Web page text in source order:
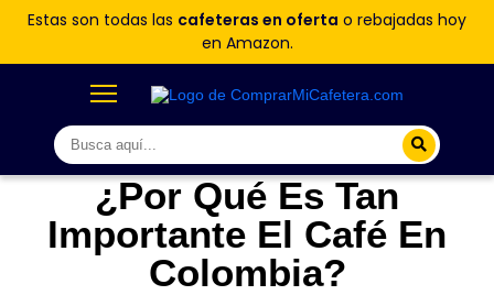
Estas son todas las cafeteras en oferta o rebajadas hoy
en Amazon.
¿Por Qué Es Tan
Importante El Café En
Colombia?